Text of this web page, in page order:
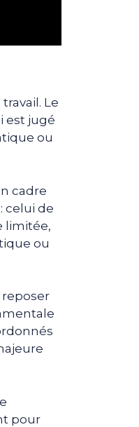
Le
est jugé
ou
cadre
celui de
limitée,
ou
reposer
pour